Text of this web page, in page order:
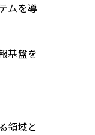
ムを導
基盤を
領域と